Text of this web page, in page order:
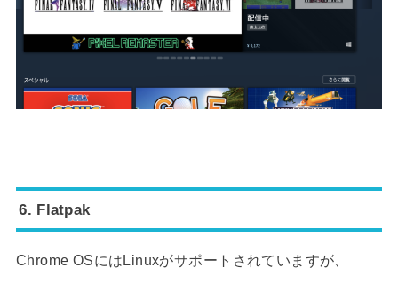
6. Flatpak
Chrome OSにはLinuxがサポートされていますが、